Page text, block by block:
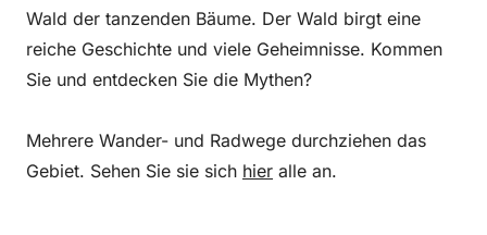
Wald der tanzenden Bäume. Der Wald birgt eine
reiche Geschichte und viele Geheimnisse. Kommen
Sie und entdecken Sie die Mythen?
Mehrere Wander- und Radwege durchziehen das
Gebiet. Sehen Sie sie sich hier alle an.